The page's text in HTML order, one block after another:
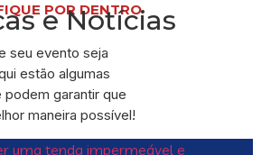
POR DENTRO
e Notícias
seu evento seja
estão algumas
garantir que
maneira possível!